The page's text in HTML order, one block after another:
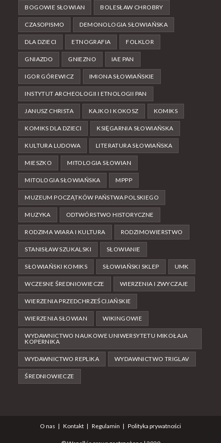
BOGOWIE SŁOWIAN BOLESŁAW CHROBRY
CZASOPISMO DEMONOLOGIA SŁOWIAŃSKA
DLA DZIECI ETNOGRAFIA FOLKLOR
GNIAZDO GNIEZNO IAE PAN
IGOR GÓREWICZ IMIONA SŁOWIAŃSKIE
INSTYTUT ARCHEOLOGII I ETNOLOGII PAN
JANUSZ CHRISTA KAJKO I KOKOSZ KOMIKS
KOMIKS DLA DZIECI KSIĘGARNIA SŁOWIAŃSKA
KULTURA LUDOWA LITERATURA SŁOWIAŃSKA
MIESZKO MITOLOGIA SŁOWIAN
MITOLOGIA SŁOWIAŃSKA MPPP
MUZEUM POCZĄTKÓW PAŃSTWA POLSKIEGO
MUZYKA ODTWÓRSTWO HISTORYCZNE
RODZIMA WIARA I KULTURA RODZIMOWIERSTWO
STANISŁAW SZUKALSKI SŁOWIANIE
SŁOWIAŃSKI KOMIKS SŁOWIAŃSKI SKLEP UMK
WCZESNE ŚREDNIOWIECZE WIERZENIA I ZWYCZAJE
WIERZENIA PRZEDCHRZEŚCIJAŃSKIE
WIERZENIA SŁOWIAN WIKINGOWIE
WYDAWNICTWO NAUKOWE UNIWERSYTETU MIKOŁAJA
KOPERNIKA
WYDAWNICTWO REPLIKA WYDAWNICTWO TRIGLAV
ŚREDNIOWIECZE
O nas Kontakt Regulamin Polityka prywatności